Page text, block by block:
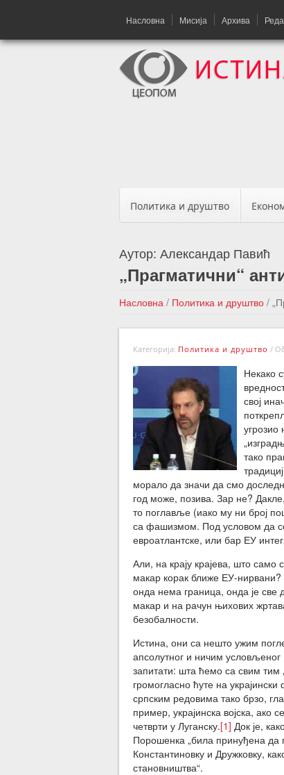
Насловна Мисија Архива
Политика и друштво
Аутор: Александар Павић
„Прагматични“
Насловна / Политика и друштво /
Категорија: Политика и друштво /
Некако
свој
угрозио
тако
морало да значи да смо
год може, позива. Зар не?
то поглавље (иако му ни број
са фашизмом. Под условом да
евроатлантске, или бар ЕУ
Али, на крају крајева, што
макар корак ближе ЕУ-нирвани?
онда нема граница, онда је
макар и на рачун њихових
безобалности.
Истина, они са нешто ужим
апсолутног и ничим
запитати: шта ћемо са свим тим
громогласно ћуте на
српским редовима тако брзо,
пример, украјинска војска, ако
четврти у Луганску.[1] Док је,
Порошенка „била принуђена да
Константиновку и Дружковку,
становништва“.